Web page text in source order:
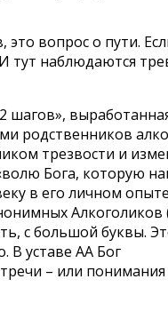
вопрос о пути.
тут наблюдаются
родственников
трезвости и
Бога, которую
в его личном
Алкоголиков
с большой буквы.
В уставе АА Бог
– или